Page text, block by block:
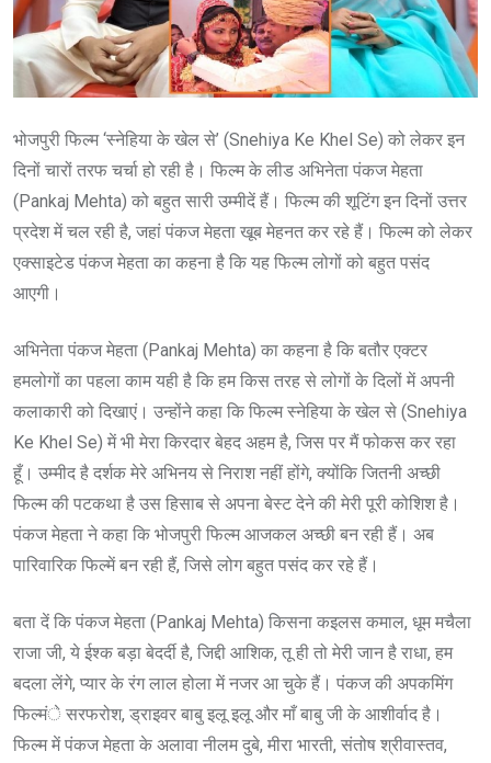
भोजपुरी फिल्म ‘स्नेहिया के खेल से’ (Snehiya Ke Khel Se) को लेकर इन
दिनों चारों तरफ चर्चा हो रही है। फिल्म के लीड अभिनेता पंकज मेहता
(Pankaj Mehta) को बहुत सारी उम्मीदें हैं। फिल्म की शूटिंग इन दिनों उत्तर
प्रदेश में चल रही है, जहां पंकज मेहता खूब मेहनत कर रहे हैं। फिल्म को लेकर
एक्साइटेड पंकज मेहता का कहना है कि यह फिल्म लोगों को बहुत पसंद
आएगी।
अभिनेता पंकज मेहता (Pankaj Mehta) का कहना है कि बतौर एक्टर
हमलोगों का पहला काम यही है कि हम किस तरह से लोगों के दिलों में अपनी
कलाकारी को दिखाएं। उन्होंने कहा कि फिल्म स्नेहिया के खेल से (Snehiya
Ke Khel Se) में भी मेरा किरदार बेहद अहम है, जिस पर मैं फोकस कर रहा
हूँ। उम्मीद है दर्शक मेरे अभिनय से निराश नहीं होंगे, क्योंकि जितनी अच्छी
फिल्म की पटकथा है उस हिसाब से अपना बेस्ट देने की मेरी पूरी कोशिश है।
पंकज मेहता ने कहा कि भोजपुरी फिल्म आजकल अच्छी बन रही हैं। अब
पारिवारिक फिल्में बन रही हैं, जिसे लोग बहुत पसंद कर रहे हैं।
बता दें कि पंकज मेहता (Pankaj Mehta) किसना कइलस कमाल, धूम मचैला
राजा जी, ये ईश्क बड़ा बेदर्दी है, जिद्दी आशिक, तू ही तो मेरी जान है राधा, हम
बदला लेंगे, प्यार के रंग लाल होला में नजर आ चुके हैं। पंकज की अपकमिंग
फिल्मंे सरफरोश, ड्राइवर बाबु इलू इलू और माँ बाबु जी के आशीर्वाद है।
फिल्म में पंकज मेहता के अलावा नीलम दुबे, मीरा भारती, संतोष श्रीवास्तव,